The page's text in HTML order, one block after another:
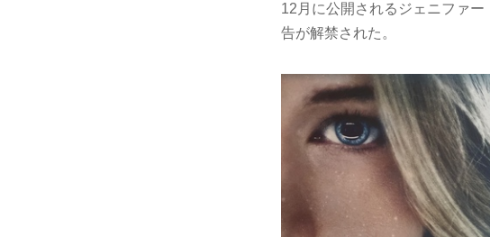
12月に公開されるジェニファ
告が解禁された。